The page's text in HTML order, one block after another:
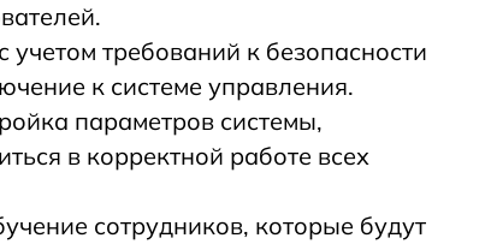
требований к безопасности
к системе управления.
параметров системы,
в корректной работе всех
сотрудников, которые будут